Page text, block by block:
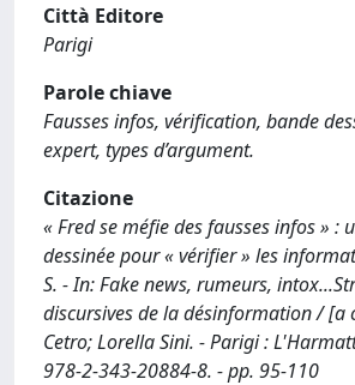
Città Editore
Parigi
Parole chiave
Fausses infos, vérification, bande
expert, types d’argument.
Citazione
« Fred se méfie des fausses infos » :
dessinée pour « vérifier » les
S. - In: Fake news, rumeurs,
discursives de la désinformation / [a
Cetro; Lorella Sini. - Parigi :
978-2-343-20884-8. - pp. 95-110